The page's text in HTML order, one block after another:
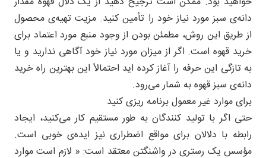
دانه‌ی سبز مورد نیاز خود را تأمین کنید. مزیت تهیه‌ی محصول
از طریق این روش، مطمئن بودن از وجود منبع مورد اعتماد برای
خرید قهوه است. اگر از میزان مورد نیاز خود آگاهی ندارید و یا
به تازگی این حرفه را آغاز کرده اید احتمالاً این بهترین راه خرید
دانه‌ی سبز قهوه به شمار می‌رود.
برای موارد غیر معمول برنامه ریزی کنید
حتی اگر با تولید کنندگان به طور مستقیم کار می‌کنید، ایجاد
رابطه با دلالان برای مواقع اضطراری نیز ایده‌ی خوبی است.
مؤسس یک رستری در واشنگتن معتقد است: « لازم است موارد